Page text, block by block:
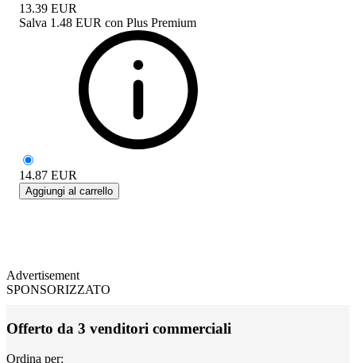
13.39 EUR
Salva 1.48 EUR con Plus Premium
14.87 EUR
Aggiungi al carrello
Advertisement
SPONSORIZZATO
Offerto da 3 venditori commerciali
Ordina per: